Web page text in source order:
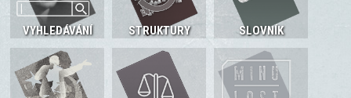
VYHLEDÁVÁNÍ STRUKTURY SLOVNÍK